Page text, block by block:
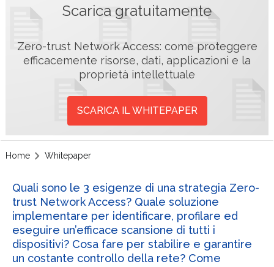
Scarica gratuitamente
Zero-trust Network Access: come proteggere
efficacemente risorse, dati, applicazioni e la
proprietà intellettuale
SCARICA IL WHITEPAPER
Home Whitepaper
Quali sono le 3 esigenze di una strategia Zero-
trust Network Access? Quale soluzione
implementare per identificare, profilare ed
eseguire un’efficace scansione di tutti i
dispositivi? Cosa fare per stabilire e garantire
un costante controllo della rete? Come